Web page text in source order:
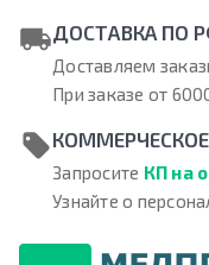
ДОСТАВКА ПО
Доставляем
При заказе от
Запросите КП на
Узнайте о